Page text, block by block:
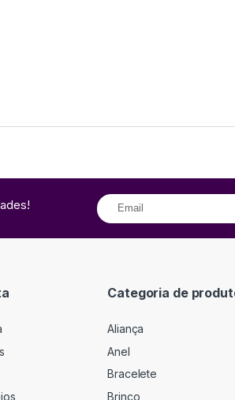
Categoria de
Aliança
Anel
Bracelete
Brinco